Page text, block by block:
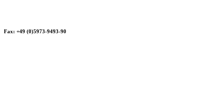
Fax: +49 (0)5973-9493-90